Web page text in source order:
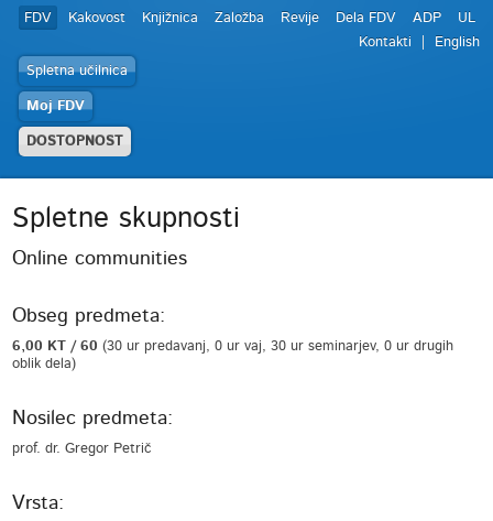
FDV Kakovost Knjižnica Založba Revije Dela FDV ADP
UL
Kontakti
English
Spletna učilnica
Moj FDV
DOSTOPNOST
Spletne skupnosti
Online communities
Obseg predmeta:
6,00 KT / 60(30 ur predavanj, 0 ur vaj, 30 ur seminarjev, 0 ur drugih
oblik dela)
Nosilec predmeta:
prof. dr. Gregor Petrič
Vrsta: